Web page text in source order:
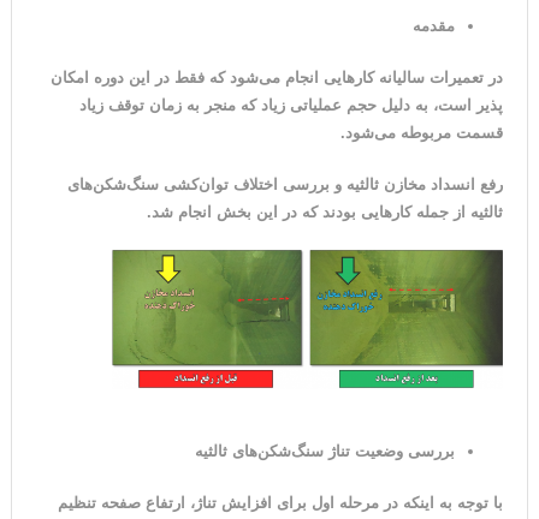
مقدمه
در تعمیرات سالیانه کارهایی انجام می‌شود که فقط در این دوره امکان
پذیر است، به دلیل حجم عملیاتی زیاد که منجر به زمان توقف زیاد
قسمت مربوطه می‌شود.
رفع انسداد مخازن ثالثیه و بررسی اختلاف توان‌کشی سنگ‌شکن‌های
ثالثیه از جمله کارهایی بودند که در این بخش انجام شد.
بررسی وضعیت تناژ سنگ‌شکن‌های ثالثیه
با توجه به اینکه در مرحله اول برای افزایش تناژ، ارتفاع صفحه تنظیم